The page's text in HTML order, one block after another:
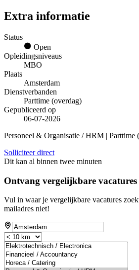
Extra informatie
Status
Open
Opleidingsniveaus
MBO
Plaats
Amsterdam
Dienstverbanden
Parttime (overdag)
Gepubliceerd op
06-07-2026
Personeel & Organisatie / HRM | Parttime
Solliciteer direct
Dit kan al binnen twee minuten
Ontvang vergelijkbare
Vul in waar je vergelijkbare vacatures
mailadres niet!